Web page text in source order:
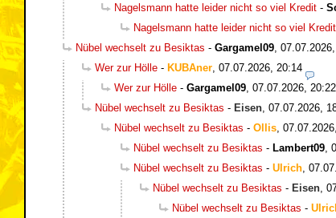
Nagelsmann hatte leider nicht so viel Kredit -
Nagelsmann hatte leider nicht so viel Kredit
Nübel wechselt zu Besiktas - Gargamel09
Wer zur Hölle - KUBAner 07.07.2026, 20:14
Wer zur Hölle - Gargamel09 07.07.2026, 20:22
Nübel wechselt zu Besiktas - Eisen 07.07.2026,
Nübel wechselt zu Besiktas - Ollis
Nübel wechselt zu Besiktas - Lambert09
Nübel wechselt zu Besiktas - Ulrich
Nübel wechselt zu Besiktas - Eisen
Nübel wechselt zu Besiktas -